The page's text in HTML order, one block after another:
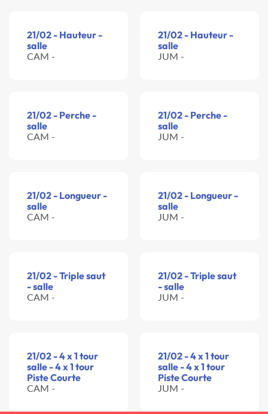
21/02 - Hauteur -
salle
CAM -
21/02 - Hauteur -
salle
JUM -
21/02 - Perche -
salle
CAM -
21/02 - Perche -
salle
JUM -
21/02 - Longueur -
salle
CAM -
21/02 - Longueur -
salle
JUM -
21/02 - Triple saut
- salle
CAM -
21/02 - Triple saut
- salle
JUM -
21/02 - 4 x 1 tour
salle - 4 x 1 tour
Piste Courte
CAM -
21/02 - 4 x 1 tour
salle - 4 x 1 tour
Piste Courte
JUM -